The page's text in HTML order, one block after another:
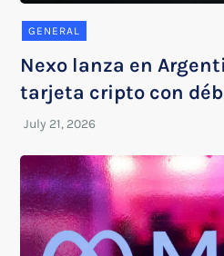
GENERAL
Nexo lanza en
tarjeta cripto con